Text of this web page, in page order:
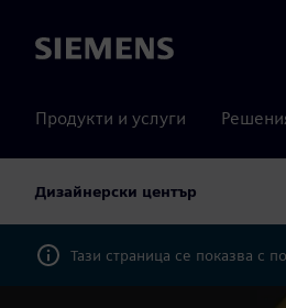
Siemens
Продукти и услуги
Дизайнерски център
Тази страница се показва с